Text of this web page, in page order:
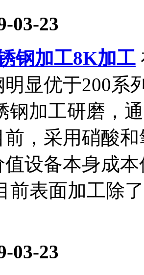
03-23
钢加工8K加工
显优于200系
钢加工研磨，
前，采用硝酸
值设备本身成
前表面加工除
03-23